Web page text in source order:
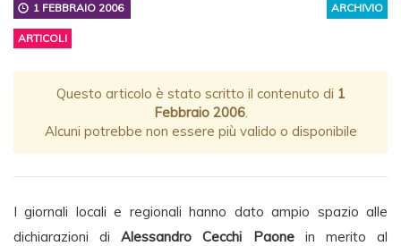
ARCHIVIO
1 FEBBRAIO 2006
ARTICOLI
Questo articolo è stato scritto il contenuto di 1
Febbraio 2006.
Alcuni potrebbe non essere più valido o disponibile
I giornali locali e regionali hanno dato ampio spazio alle
dichiarazioni diAlessandro Cecchi Paonein merito al